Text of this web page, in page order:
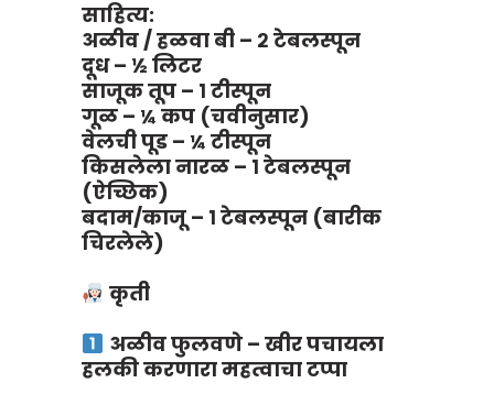
साहित्य:
अळीव / हळवा बी – २ टेबलस्पून
दूध – ½ लिटर
साजूक तूप – १ टीस्पून
गूळ – ¼ कप (चवीनुसार)
वेलची पूड – ¼ टीस्पून
किसलेला नारळ – १ टेबलस्पून
(ऐच्छिक)
बदाम/काजू – १ टेबलस्पून (बारीक
चिरलेले)
कृती
अळीव फुलवणे – खीर पचायला
हलकी करणारा महत्वाचा टप्पा